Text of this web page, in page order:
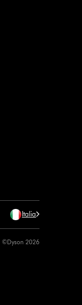
Italia
©Dyson 2026